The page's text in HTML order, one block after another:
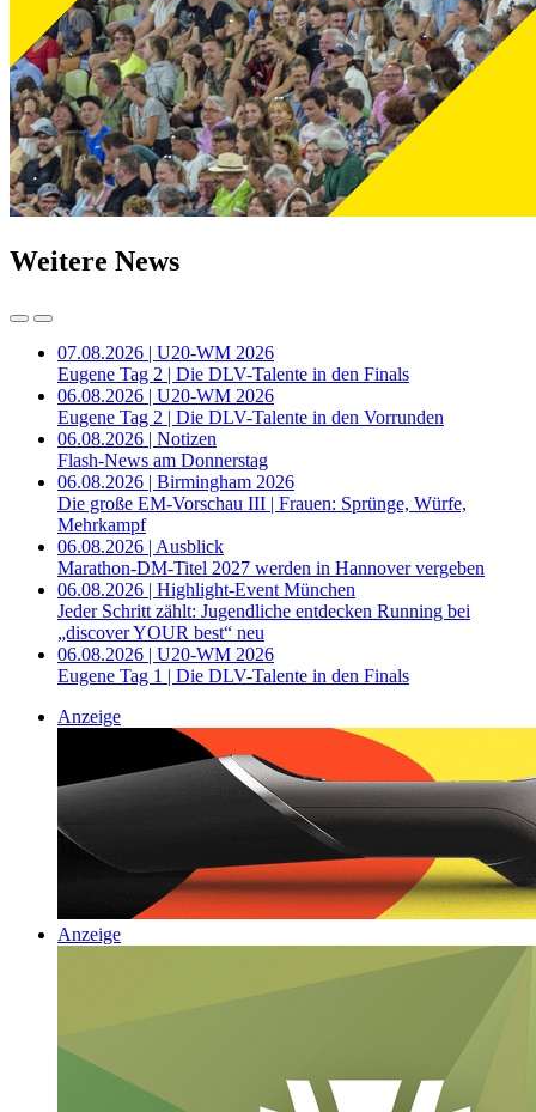
Weitere News
07.08.2026 | U20-WM 2026
Eugene Tag 2 | Die DLV-Talente in den Finals
06.08.2026 | U20-WM 2026
Eugene Tag 2 | Die DLV-Talente in den Vorrunden
06.08.2026 | Notizen
Flash-News am Donnerstag
06.08.2026 | Birmingham 2026
Die große EM-Vorschau III | Frauen: Sprünge, Würfe,
Mehrkampf
06.08.2026 | Ausblick
Marathon-DM-Titel 2027 werden in Hannover vergeben
06.08.2026 | Highlight-Event München
Jeder Schritt zählt: Jugendliche entdecken Running bei
„discover YOUR best“ neu
06.08.2026 | U20-WM 2026
Eugene Tag 1 | Die DLV-Talente in den Finals
Anzeige
Anzeige